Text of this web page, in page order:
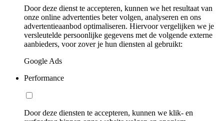
Door deze dienst te accepteren, kunnen we het resultaat van
onze online advertenties beter volgen, analyseren en ons
advertentieaanbod optimaliseren. Hiervoor vergelijken we je
versleutelde persoonlijke gegevens met de volgende externe
aanbieders, voor zover je hun diensten al gebruikt:
Google Ads
Performance
Door deze diensten te accepteren, kunnen we klik- en